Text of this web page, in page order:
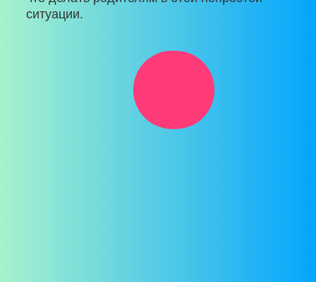
ситуации.